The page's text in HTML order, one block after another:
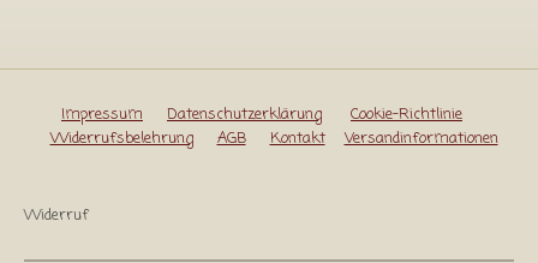
Impressum Datenschutzerklärung
Cookie-Richtlinie
Widerrufsbelehrung
AGB Kontakt Versandinformationen
Widerruf